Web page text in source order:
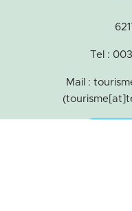
Tel :
Mail :